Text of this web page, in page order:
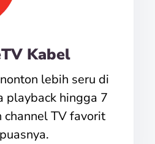
Kabel
lebih seru di
playback hingga 7
channel TV favorit